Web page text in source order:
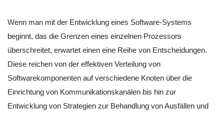
Wenn man mit der Entwicklung eines Software-Systems
beginnt, das die Grenzen eines einzelnen Prozessors
überschreitet, erwartet einen eine Reihe von Entscheidungen.
Diese reichen von der effektiven Verteilung von
Softwarekomponenten auf verschiedene Knoten über die
Einrichtung von Kommunikationskanälen bis hin zur
Entwicklung von Strategien zur Behandlung von Ausfällen und